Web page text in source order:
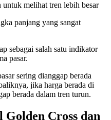
melihat tren lebih besar
panjang yang sangat
sebagai salah satu indikator
pasar.
sering dianggap berada
jika harga berada di
berada dalam tren turun.
Golden Cross dan